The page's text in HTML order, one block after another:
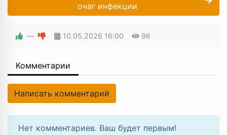
очаг инфекции
— 10.05.2026 16:00 96
Комментарии
Написать комментарий
Нет комментариев. Ваш будет первым!